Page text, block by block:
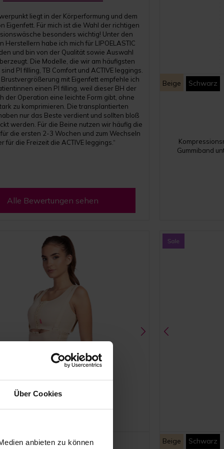
Über Cookies
anbieten zu können
liegt in der Körperformung und dem
Eigenfett. Für mich ist die Wahl der richtigen
besonders wichtig! Unter den
Herstellern habe ich mich für LIPOELASTIC
und bin von der Qualität sowie Auswahl
Die Modelle, die wir am häufigsten
PI filling, TB Comfort und ACTIVE leggings.
mit Eigenfett empfehle ich
einen PI filling, weil dieser BH der
der Operation eine leichte Form gibt, ohne
zu komprimieren. Die transplantierten
nur das Beste verdient und sollten bloß
werden. Für die Beine nutzen wir häufig die
die ersten 2-3 Wochen und zum Wechseln
für die Freizeit die ACTIVE leggings.“
Alle Bewertungen sehen
Beige Schwarz
Gummiband
Beige Schwarz